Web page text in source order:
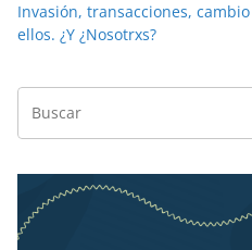
Invasión, transacciones,
ellos. ¿Y ¿Nosotrxs?